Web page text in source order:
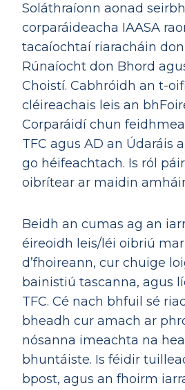
Soláthraíonn aonad
corparáideacha IAASA
tacaíochtaí riaracháin don
Rúnaíocht don Bhord
Choistí. Cabhróidh an t-
cléireachais leis an
Corparáidí chun
TFC agus AD an Údaráis
go héifeachtach. Is ról
oibrítear ar maidin
Beidh an cumas ag an
éireoidh leis/léi oibriú
d’fhoireann, cur chuige
bainistiú tascanna, agus
TFC. Cé nach bhfuil sé
bheadh cur amach ar
nósanna imeachta na
bhuntáiste. Is féidir
bpost, agus an fhoirm